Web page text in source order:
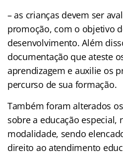
– as crianças devem ser
promoção, com o objetivo
desenvolvimento. Além
documentação que ateste
aprendizagem e auxilie os
percurso de sua formação.
Também foram alterados
sobre a educação especial,
modalidade, sendo
direito ao atendimento